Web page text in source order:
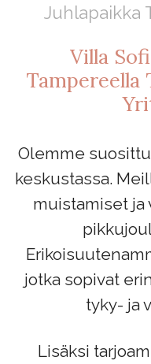
Juhlapaikka
Villa
Tampereella
Olemme
keskustassa.
muistamiset
jotka sopivat
tyky- ja
Lisäksi